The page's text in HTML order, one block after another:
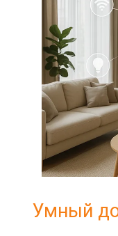
Умный